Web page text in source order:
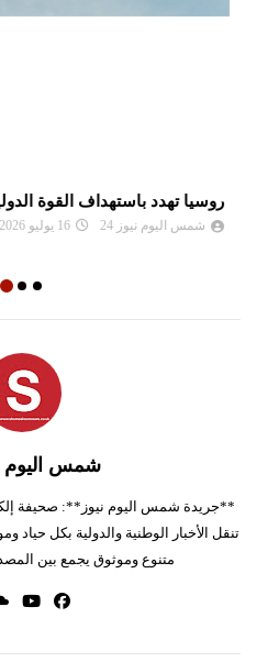
روسيا تهدد باستهداف القوة
شمس اليوم نيوز 24 16 يوليو 2026
شمس اليوم
**جريدة شمس اليوم نيوز**: صحيفة
تنقل الأخبار الوطنية والدولية بكل
متنوع وموثوق يجمع بين